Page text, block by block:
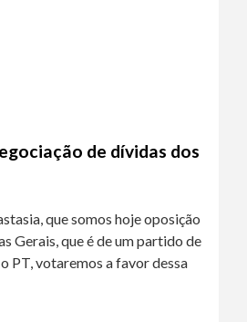
de dívidas dos
que somos hoje oposição
Gerais, que é de um partido de
PT, votaremos a favor dessa